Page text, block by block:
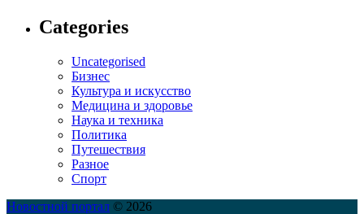
Categories
Uncategorised
Бизнес
Культура и искусство
Медицина и здоровье
Наука и техника
Политика
Путешествия
Разное
Спорт
Новостной портал © 2026